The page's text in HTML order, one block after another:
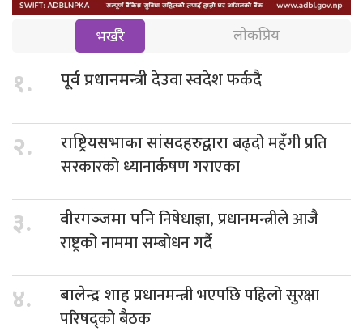
भर्खरै लोकप्रिय
१. पूर्व प्रधानमन्त्रीदेउवा स्वदेश फर्कदै
२. राष्ट्रियसभाका सांसदहरुद्वाराबढ्दो महँगी प्रति
सरकारको ध्यानार्कषण गराएका
३. वीरगञ्जमा पनिनिषेधाज्ञा, प्रधानमन्त्रीले आजै
राष्ट्रको नाममा सम्बोधन गर्दै
४. बालेन्द्र शाहप्रधानमन्त्री भएपछि पहिलो सुरक्षा
परिषद्को बैठक